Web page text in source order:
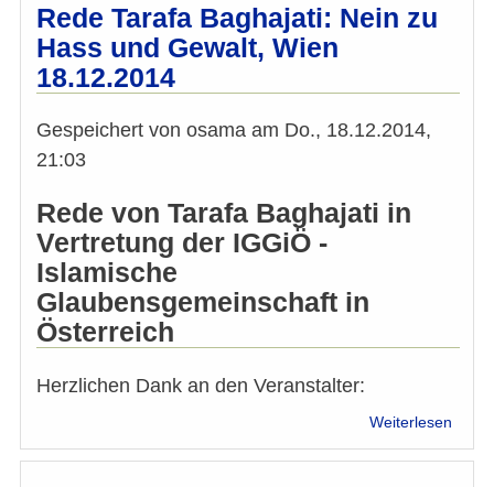
Rede Tarafa Baghajati: Nein zu
Hass und Gewalt, Wien
18.12.2014
Gespeichert von osama am Do., 18.12.2014,
21:03
Rede von Tarafa Baghajati in
Vertretung der IGGiÖ -
Islamische
Glaubensgemeinschaft in
Österreich
Herzlichen Dank an den Veranstalter:
Weiterlesen